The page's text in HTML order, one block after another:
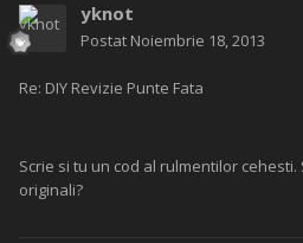
yknot
Postat Noiembrie 18, 2013
Re: DIY Revizie Punte Fata
Scrie si tu un cod al rulmentilor cehesti.
originali?